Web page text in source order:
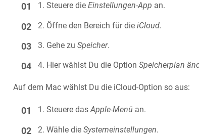
Steuere dieEinstellungen-App an.
Öffne den Bereich für dieiCloud.
Gehe zuSpeicher.
Hier wählst Du die OptionSpeicherplan
Auf dem Mac wählst Du die iCloud-Option so aus:
Steuere dasApple-Menü an.
Wähle dieSystemeinstellungen.